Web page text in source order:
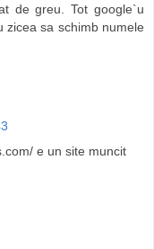
de greu. Tot google`u
zicea sa schimb numele
e un site muncit